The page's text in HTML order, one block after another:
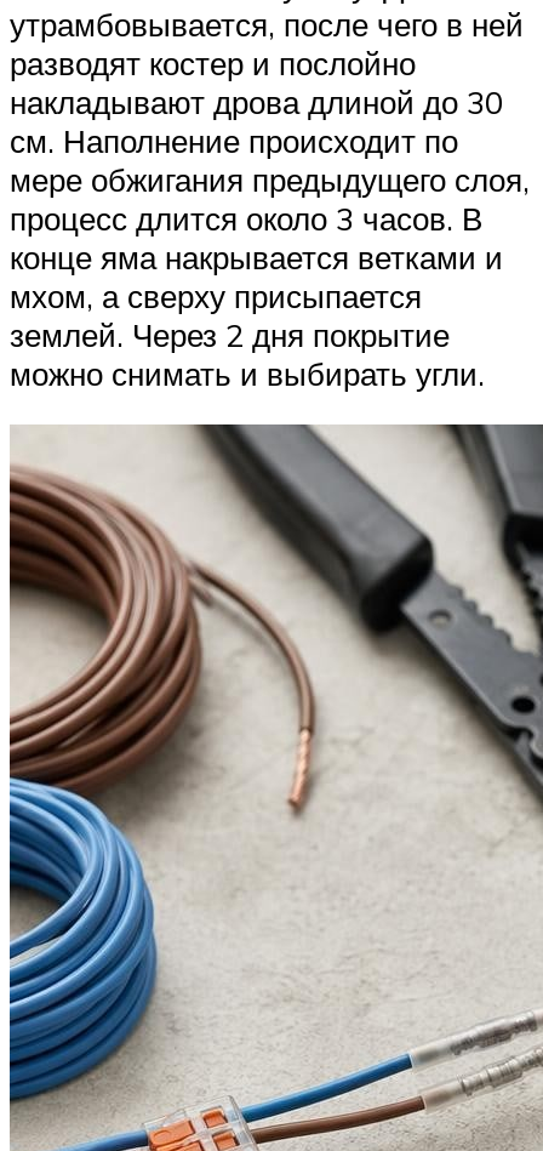
утрамбовывается, после чего в ней
разводят костер и послойно
накладывают дрова длиной до 30
см. Наполнение происходит по
мере обжигания предыдущего слоя,
процесс длится около 3 часов. В
конце яма накрывается ветками и
мхом, а сверху присыпается
землей. Через 2 дня покрытие
можно снимать и выбирать угли.